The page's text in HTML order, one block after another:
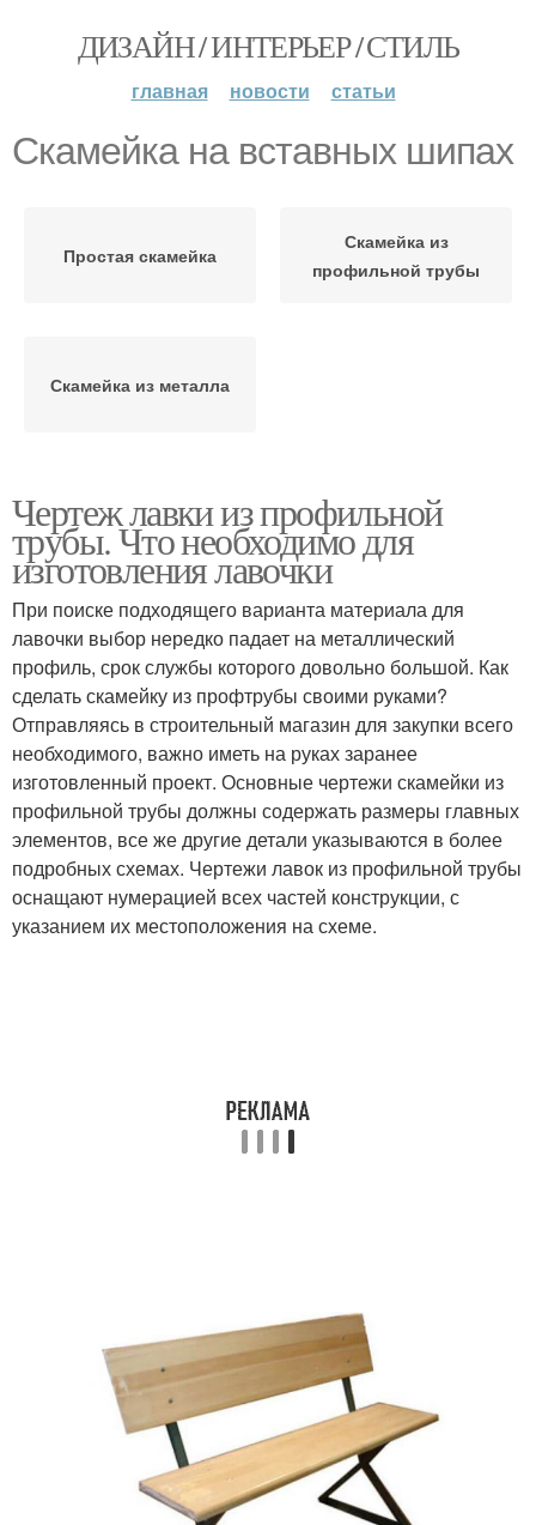
ДИЗАЙН / ИНТЕРЬЕР / СТИЛЬ
главная новости статьи
Скамейка на вставных шипах
Простая скамейка
Скамейка из
профильной трубы
Скамейка из металла
Чертеж лавки из профильной
трубы. Что необходимо для
изготовления лавочки
При поиске подходящего варианта материала для
лавочки выбор нередко падает на металлический
профиль, срок службы которого довольно большой. Как
сделать скамейку из профтрубы своими руками?
Отправляясь в строительный магазин для закупки всего
необходимого, важно иметь на руках заранее
изготовленный проект. Основные чертежи скамейки из
профильной трубы должны содержать размеры главных
элементов, все же другие детали указываются в более
подробных схемах. Чертежи лавок из профильной трубы
оснащают нумерацией всех частей конструкции, с
указанием их местоположения на схеме.